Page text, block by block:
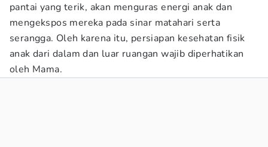
pantai yang terik, akan menguras energi anak dan
mengekspos mereka pada sinar matahari serta
serangga. Oleh karena itu, persiapan kesehatan fisik
anak dari dalam dan luar ruangan wajib diperhatikan
oleh Mama.